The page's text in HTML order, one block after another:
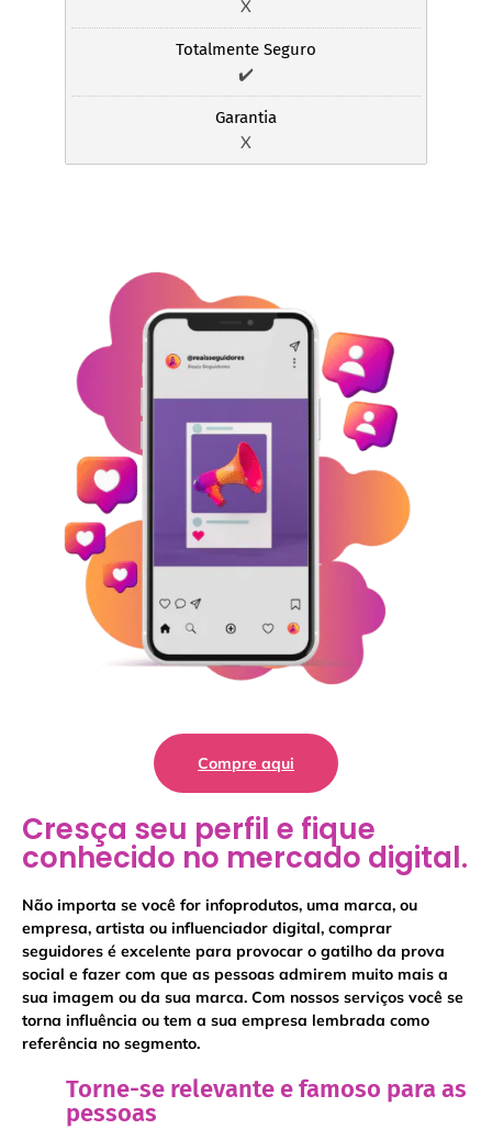
X
Totalmente Seguro
✔️
Garantia
X
Compre aqui
Cresça seu perfil e fique
conhecido no mercado digital.
Não importa se você for infoprodutos, uma marca, ou
empresa, artista ou influenciador digital, comprar
seguidores é excelente para provocar o gatilho da prova
social e fazer com que as pessoas admirem muito mais a
sua imagem ou da sua marca. Com nossos serviços você se
torna influência ou tem a sua empresa lembrada como
referência no segmento.
​​Torne-se relevante e famoso para as
pessoas